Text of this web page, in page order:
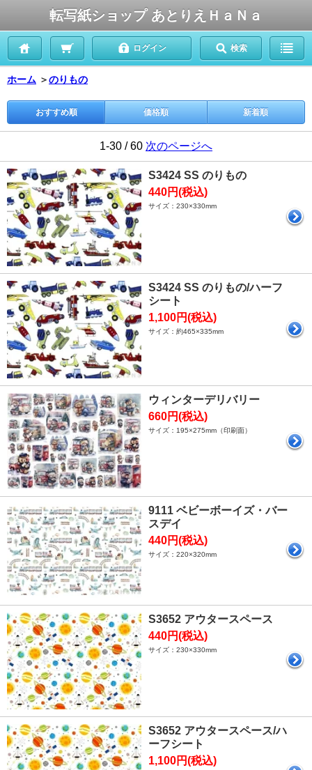
転写紙ショップ あとりえＨａＮａ
ログイン 検索
ホーム ＞のりもの
おすすめ順 価格順 新着順
1-30 / 60 次のページへ
S3424 SS のりもの
440円(税込)
サイズ：230×330mm
S3424 SS のりもの/ハーフ
シート
1,100円(税込)
サイズ：約465×335mm
ウィンターデリバリー
660円(税込)
サイズ：195×275mm（印刷面）
9111 ベビーボーイズ・バー
スデイ
440円(税込)
サイズ：220×320mm
S3652 アウタースペース
440円(税込)
サイズ：230×330mm
S3652 アウタースペース/ハ
ーフシート
1,100円(税込)